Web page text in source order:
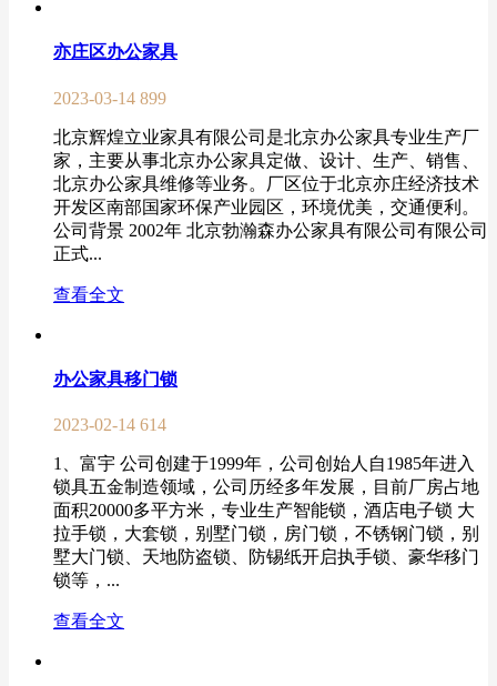
亦庄区办公家具
2023-03-14 899
北京辉煌立业家具有限公司是北京办公家具专业生产厂
家，主要从事北京办公家具定做、设计、生产、销售、
北京办公家具维修等业务。厂区位于北京亦庄经济技术
开发区南部国家环保产业园区，环境优美，交通便利。
公司背景 2002年 北京勃瀚森办公家具有限公司有限公司
正式...
查看全文
办公家具移门锁
2023-02-14 614
1、富宇 公司创建于1999年，公司创始人自1985年进入
锁具五金制造领域，公司历经多年发展，目前厂房占地
面积20000多平方米，专业生产智能锁，酒店电子锁 大
拉手锁，大套锁，别墅门锁，房门锁，不锈钢门锁，别
墅大门锁、天地防盗锁、防锡纸开启执手锁、豪华移门
锁等，...
查看全文